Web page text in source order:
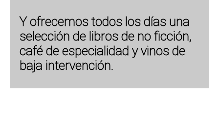
Y ofrecemos todos los días una
selección de libros de no ficción,
café de especialidad y vinos de
baja intervención.